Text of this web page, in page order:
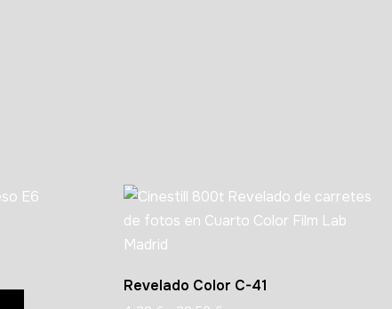
Revelado Color C-41